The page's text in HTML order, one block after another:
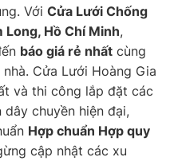
Với Cửa Lưới Chống
Long, Hồ Chí Minh,
báo giá rẻ nhất cùng
Cửa Lưới Hoàng Gia
và thi công lắp đặt các
chuyền hiện đại,
Hợp chuẩn Hợp quy
cập nhật các xu